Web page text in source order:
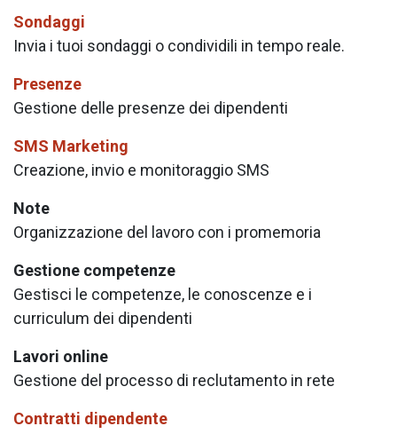
Sondaggi
Invia i tuoi sondaggi o condividili in tempo reale.
Presenze
Gestione delle presenze dei dipendenti
SMS Marketing
Creazione, invio e monitoraggio SMS
Note
Organizzazione del lavoro con i promemoria
Gestione competenze
Gestisci le competenze, le conoscenze e i
curriculum dei dipendenti
Lavori online
Gestione del processo di reclutamento in rete
Contratti dipendente